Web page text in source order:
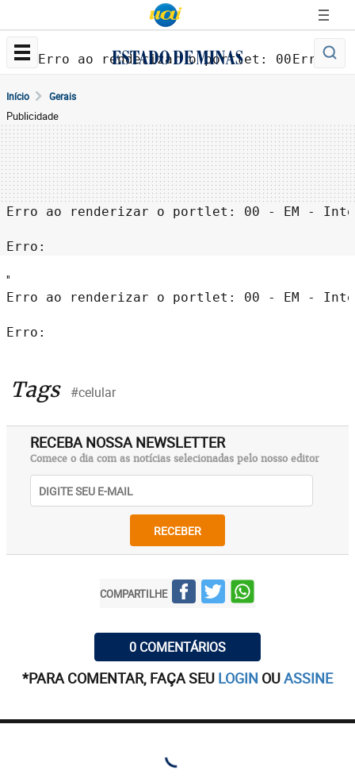
Erro ao renderizar o portlet: 00 - EM -
Erro:
Início Gerais
Publicidade
Erro ao renderizar o portlet: 00 - EM -
Erro:
''
Erro ao renderizar o portlet: 00 - EM -
Erro:
Tags #celular
RECEBA NOSSA NEWSLETTER
Comece o dia com as notícias selecionadas pelo nosso editor
RECEBER
COMPARTILHE
0 COMENTÁRIOS
*PARA COMENTAR, FAÇA SEU LOGIN OUASSINE